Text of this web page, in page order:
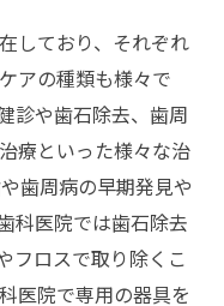
しており、それぞれ
アの種類も様々で
診や歯石除去、歯周
療といった様々な治
歯周病の早期発見や
科医院では歯石除去
フロスで取り除くこ
医院で専用の器具を